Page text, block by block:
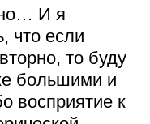
И я
что если
то буду
большими и
восприятие к